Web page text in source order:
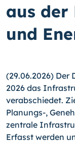
aus
und
(29.06.2026) Der
2026 das
verabschiedet.
Planungs-,
zentrale
Erfasst werden